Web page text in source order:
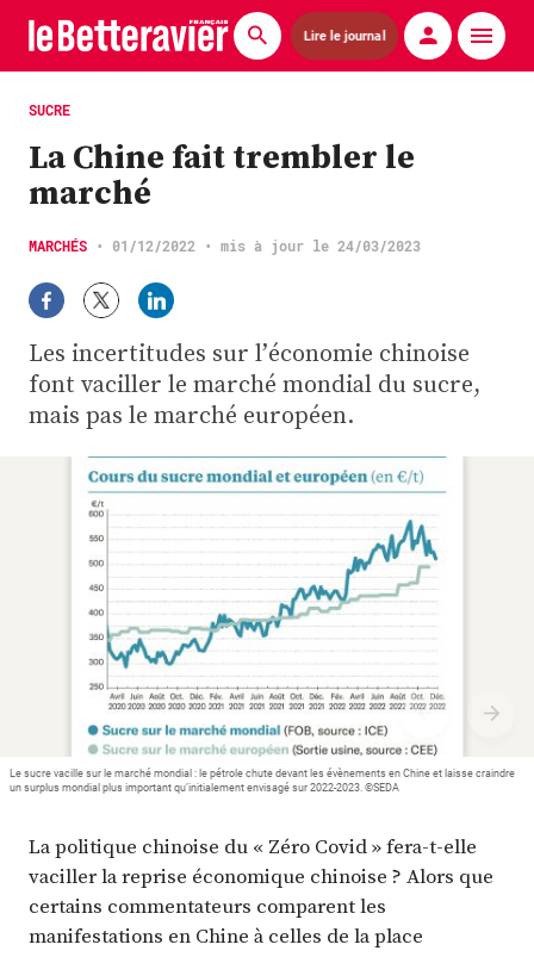
Lire le journal
Actualités
Économie
Agronomie
Matériels
La technique ITB
Pommes de terre
Guides pratiques
Chasse
Plus
Abonnez-vous
SUCRE
La Chine fait trembler le
marché
MARCHÉS • 01/12/2022 • mis à jour le 24/03/2023
Les incertitudes sur l’économie chinoise
font vaciller le marché mondial du sucre,
mais pas le marché européen.
Le sucre vacille sur le marché mondial : le pétrole chute devant les évènements en Chine et laisse craindre
un surplus mondial plus important qu’initialement envisagé sur 2022-2023. ©SEDA
La politique chinoise du « Zéro Covid » fera-t-elle
vaciller la reprise économique chinoise ? Alors que
certains commentateurs comparent les
manifestations en Chine à celles de la place